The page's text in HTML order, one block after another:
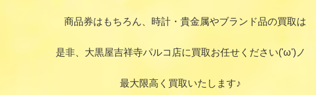
商品券はもちろん、時計・貴金属やブランド品の買取は
是非、大黒屋吉祥寺パルコ店に買取お任せください('ω')ノ
最大限高く買取いたします♪